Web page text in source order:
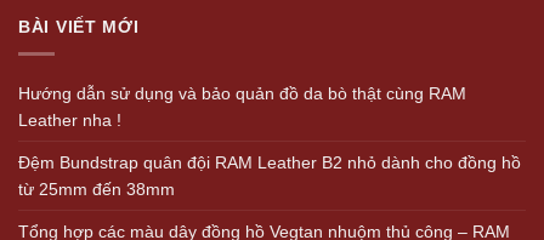
BÀI VIẾT MỚI
Hướng dẫn sử dụng và bảo quản đồ da bò thật cùng RAM
Leather nha !
Đệm Bundstrap quân đội RAM Leather B2 nhỏ dành cho đồng hồ
từ 25mm đến 38mm
Tổng hợp các màu dây đồng hồ Vegtan nhuộm thủ công – RAM